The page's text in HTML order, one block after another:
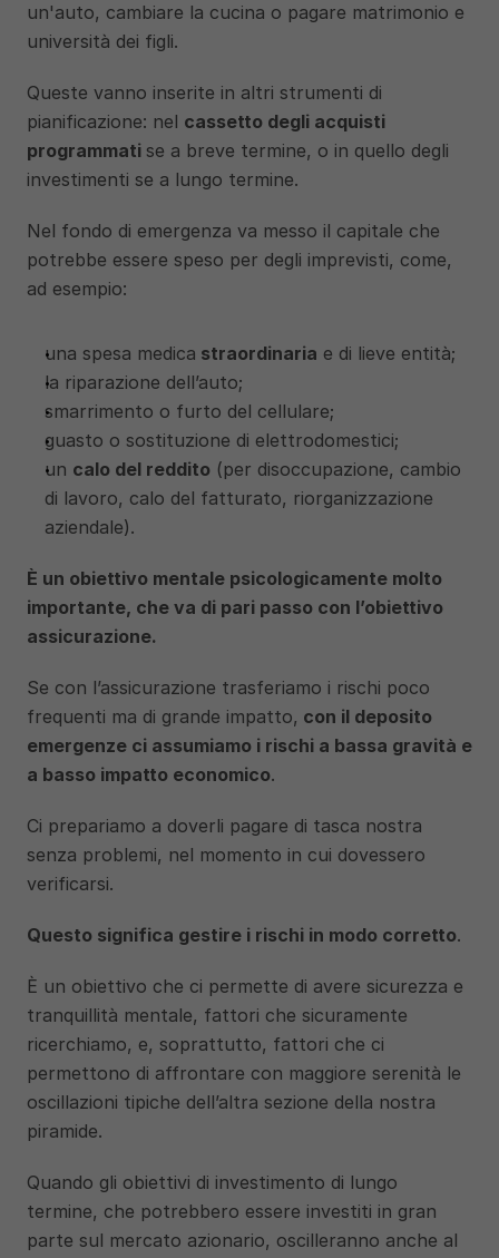
un'auto, cambiare la cucina o pagare matrimonio e
università dei figli.
Queste vanno inserite in altri strumenti di
pianificazione: nel cassetto degli acquisti
programmati se a breve termine, o in quello degli
investimenti se a lungo termine.
Nel fondo di emergenza va messo il capitale che
potrebbe essere speso per degli imprevisti, come,
ad esempio:
una spesa medica straordinaria e di lieve entità;
la riparazione dell’auto;
smarrimento o furto del cellulare;
guasto o sostituzione di elettrodomestici;
un calo del reddito (per disoccupazione, cambio
di lavoro, calo del fatturato, riorganizzazione
aziendale).
È un obiettivo mentale psicologicamente molto
importante, che va di pari passo con l’obiettivo
assicurazione.
Se con l’assicurazione trasferiamo i rischi poco
frequenti ma di grande impatto, con il deposito
emergenze ci assumiamo i rischi a bassa gravità e
a basso impatto economico.
Ci prepariamo a doverli pagare di tasca nostra
senza problemi, nel momento in cui dovessero
verificarsi.
Questo significa gestire i rischi in modo corretto.
È un obiettivo che ci permette di avere sicurezza e
tranquillità mentale, fattori che sicuramente
ricerchiamo, e, soprattutto, fattori che ci
permettono di affrontare con maggiore serenità le
oscillazioni tipiche dell’altra sezione della nostra
piramide.
Quando gli obiettivi di investimento di lungo
termine, che potrebbero essere investiti in gran
parte sul mercato azionario, oscilleranno anche al